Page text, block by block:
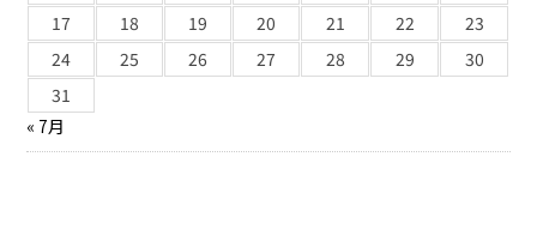
17
18 19 20 21 22
23
24
25 26 27 28 29
30
31
« 7月